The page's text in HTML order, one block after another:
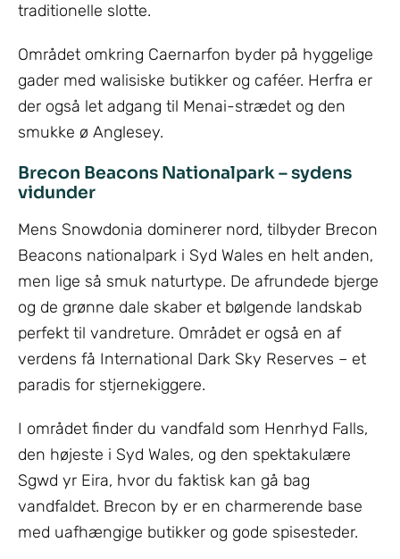
traditionelle slotte.
Området omkring Caernarfon byder på hyggelige
gader med walisiske butikker og caféer. Herfra er
der også let adgang til Menai-strædet og den
smukke ø Anglesey.
Brecon Beacons Nationalpark – sydens
vidunder
Mens Snowdonia dominerer nord, tilbyder Brecon
Beacons nationalpark i Syd Wales en helt anden,
men lige så smuk naturtype. De afrundede bjerge
og de grønne dale skaber et bølgende landskab
perfekt til vandreture. Området er også en af
verdens få International Dark Sky Reserves – et
paradis for stjernekiggere.
I området finder du vandfald som Henrhyd Falls,
den højeste i Syd Wales, og den spektakulære
Sgwd yr Eira, hvor du faktisk kan gå bag
vandfaldet. Brecon by er en charmerende base
med uafhængige butikker og gode spisesteder.